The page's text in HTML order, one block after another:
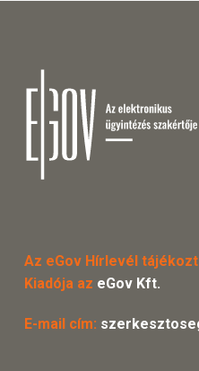
Az eGov Hírlevél
Kiadója az eGov Kft.
E-mail cím: